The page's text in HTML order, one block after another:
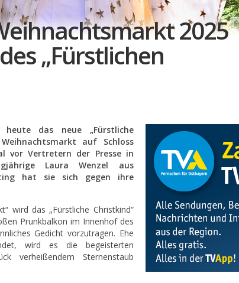
2025
„Fürstlichen
das neue „Fürstliche
auf Schloss
vor Vertretern der Presse in
Laura Wenzel aus
hat sie sich gegen ihre
wird das „Fürstliche Christkind“
Prunkbalkon im Innenhof des
Gedicht vorzutragen. Ehe
wird es die begeisterten
verheißendem Sternenstaub